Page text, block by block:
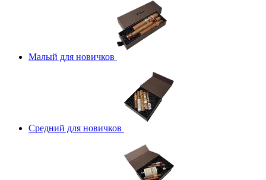
Малый для новичков
Средний для новичков